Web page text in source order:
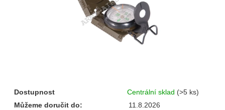
Dostupnost Centrální sklad (>5 ks)
Můžeme doručit do:
11.8.2026